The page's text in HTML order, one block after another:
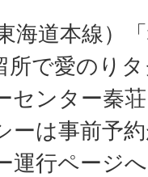
海道本線）
所で愛のり
センター秦
ーは事前予
運行ページ